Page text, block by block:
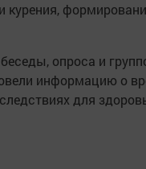
курения,
опроса и
информацию о
для